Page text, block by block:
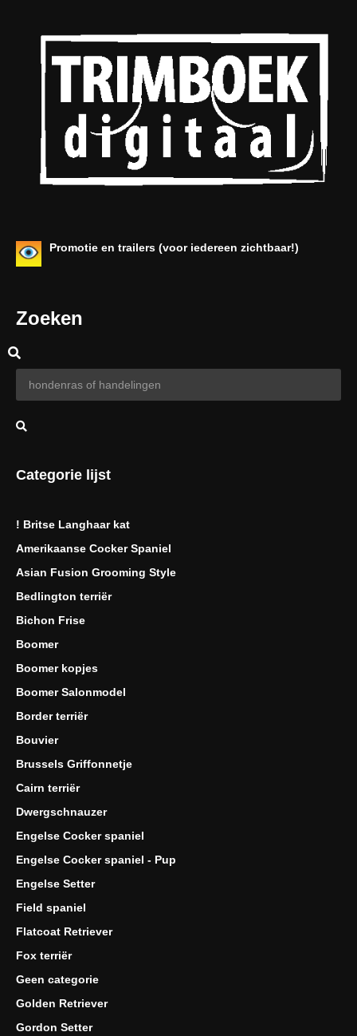
Promotie en trailers (voor iedereen zichtbaar!)
Zoeken
Categorie lijst
! Britse Langhaar kat
Amerikaanse Cocker Spaniel
Asian Fusion Grooming Style
Bedlington terriër
Bichon Frise
Boomer
Boomer kopjes
Boomer Salonmodel
Border terriër
Bouvier
Brussels Griffonnetje
Cairn terriër
Dwergschnauzer
Engelse Cocker spaniel
Engelse Cocker spaniel - Pup
Engelse Setter
Field spaniel
Flatcoat Retriever
Fox terriër
Geen categorie
Golden Retriever
Gordon Setter